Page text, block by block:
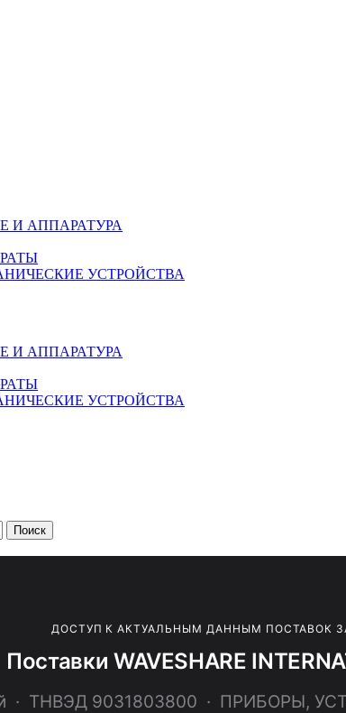
И АППАРАТУРА
УСТРОЙСТВА
И АППАРАТУРА
УСТРОЙСТВА
Поиск
ДОСТУП К АКТУАЛЬНЫМ ДАННЫМ ПОСТАВОК
Поставки WAVESHARE
· ТНВЭД 9031803800 · ПРИБОРЫ,